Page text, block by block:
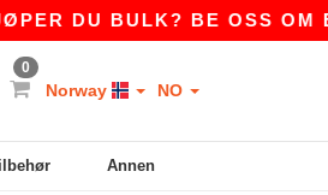
DU BULK? BE OSS OM ET
0
Norway NO
Annen